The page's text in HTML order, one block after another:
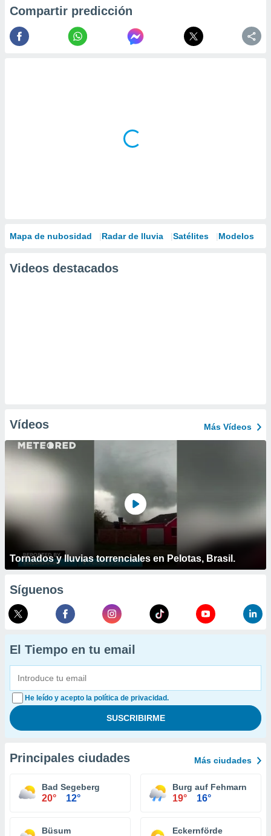
Compartir predicción
Mapa de nubosidad Radar de lluvia Satélites Modelos
Videos destacados
Vídeos Más Vídeos
Tornados y lluvias torrenciales en Pelotas, Brasil.
Síguenos
El Tiempo en tu email
He leído y acepto la política de privacidad.
Principales ciudades Más ciudades
Bad Segeberg
20° 12°
Burg auf Fehmarn
19° 16°
Büsum Eckernförde